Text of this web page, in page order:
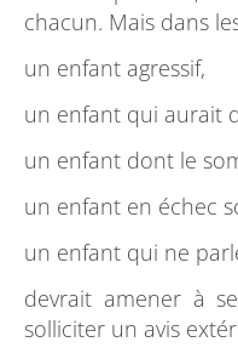
chacun. Mais dans
un enfant agressif,
un enfant qui aurait
un enfant dont le
un enfant en échec
un enfant qui ne
devrait amener à
solliciter un avis